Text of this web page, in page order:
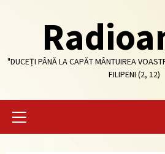
"DUCEȚI PÂNĂ LA CAPĂT MÂNTUIREA
FILIPENI (2, 12)
Primary